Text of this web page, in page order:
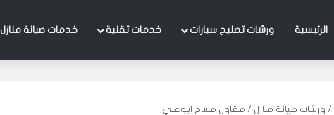
الرئيسية ورشات تصليح سيارات خدمات تقنية خدمات صيانة منازل
/ ورشات صيانة منازل / مقاول مساح ابوعلي